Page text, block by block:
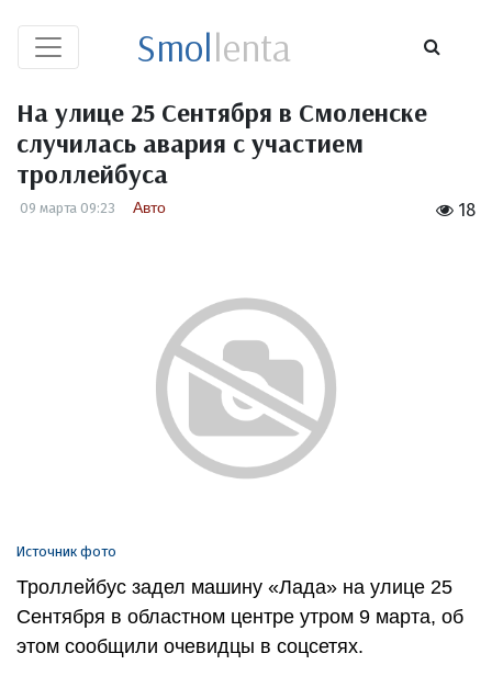
Smollenta
На улице 25 Сентября в Смоленске
случилась авария с участием
троллейбуса
18
09 марта 09:23 Авто
Источник фото
Троллейбус задел машину «Лада» на улице 25
Сентября в областном центре утром 9 марта, об
этом сообщили очевидцы в соцсетях.